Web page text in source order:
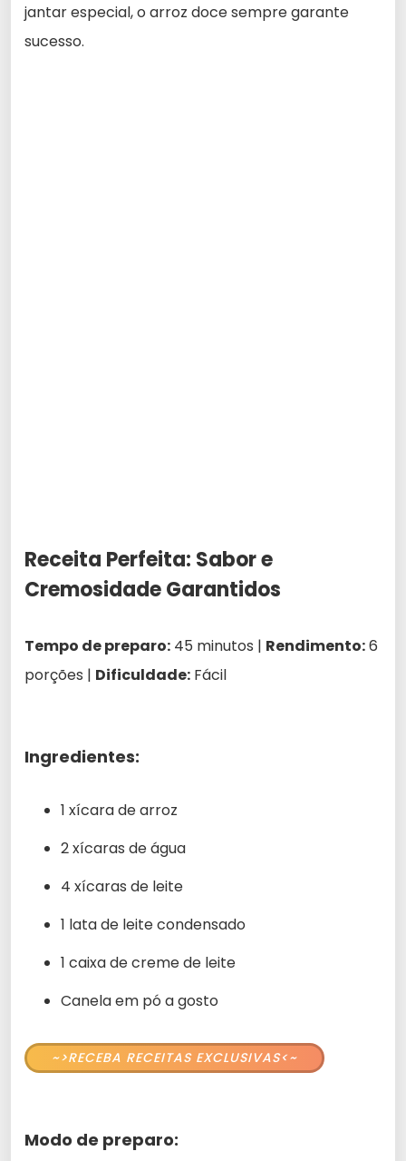
jantar especial, o arroz doce sempre garante
sucesso.
Receita Perfeita: Sabor e
Cremosidade Garantidos
Tempo de preparo: 45 minutos | Rendimento:6
porções | Dificuldade: Fácil
Ingredientes:
1 xícara de arroz
2 xícaras de água
4 xícaras de leite
1 lata de leite condensado
1 caixa de creme de leite
Canela em pó a gosto
~>RECEBA RECEITAS EXCLUSIVAS<~
Modo de preparo: